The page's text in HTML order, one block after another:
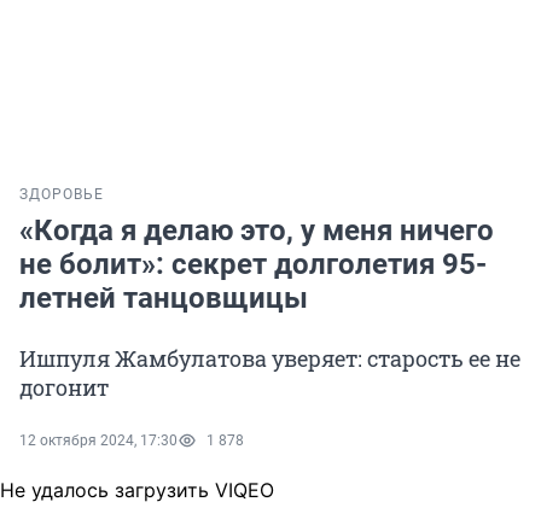
ЗДОРОВЬЕ
«Когда я делаю это, у меня ничего
не болит»: секрет долголетия 95-
летней танцовщицы
Ишпуля Жамбулатова уверяет: старость ее не
догонит
12 октября 2024, 17:30 1 878
Не удалось загрузить VIQEO